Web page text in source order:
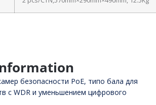
безопасности PoE, типо бала для
с WDR и уменьшением цифрового